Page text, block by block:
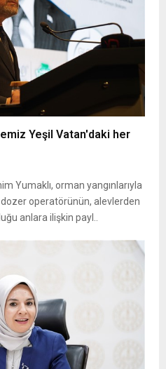
Yeşil Vatan'daki her
Yumaklı, orman yangınlarıyla
operatörünün, alevlerden
anlara ilişkin payl..